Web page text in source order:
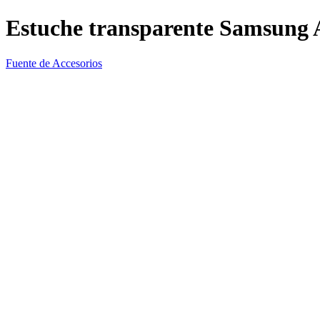
Estuche transparente Samsung
Fuente de Accesorios